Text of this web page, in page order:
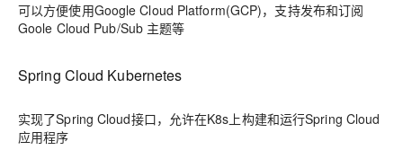
可以方便使用Google Cloud Platform(GCP)，支持发布和订阅
Goole Cloud Pub/Sub 主题等
Spring Cloud Kubernetes
实现了Spring Cloud接口，允许在K8s上构建和运行Spring Cloud
应用程序